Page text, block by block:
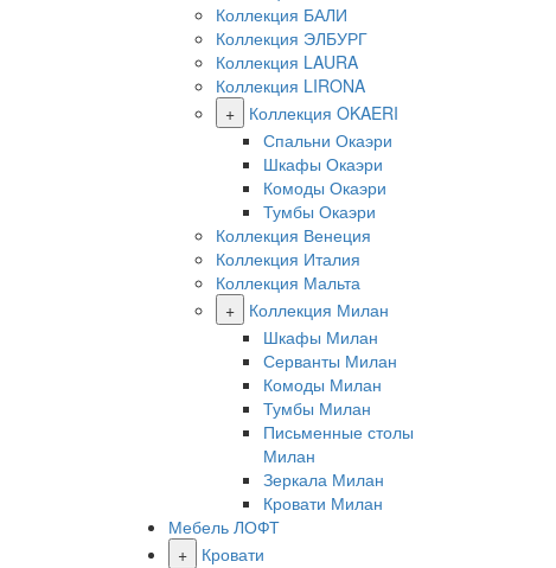
Коллекция БАЛИ
Коллекция ЭЛБУРГ
Коллекция LAURA
Коллекция LIRONA
+
Коллекция OKAERI
Спальни Окаэри
Шкафы Окаэри
Комоды Окаэри
Тумбы Окаэри
Коллекция Венеция
Коллекция Италия
Коллекция Мальта
+
Коллекция Милан
Шкафы Милан
Серванты Милан
Комоды Милан
Тумбы Милан
Письменные столы
Милан
Зеркала Милан
Кровати Милан
Мебель ЛОФТ
+
Кровати